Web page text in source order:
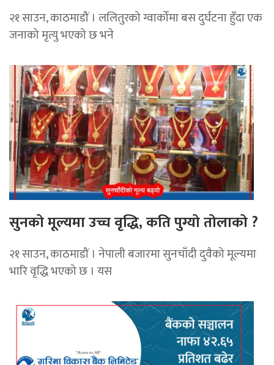
२१ साउन, काठमाडौं । ललितुरको ग्वार्कोमा बस दुर्घटना हुँदा एक
जनाको मृत्यु भएको छ भने
सुनको मूल्यमा उच्च वृद्धि, कति पुग्यो तोलाको ?
२१ साउन, काठमाडौं । नेपाली बजारमा सुनचाँदी दुवैको मूल्यमा
भारि वृद्धि भएको छ । यस